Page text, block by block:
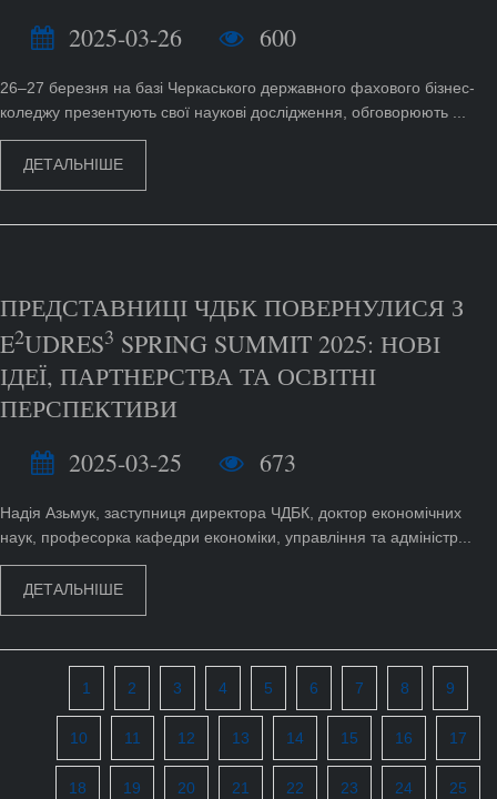
2025-03-26
600
26–27 березня на базі Черкаського державного фахового бізнес-
коледжу презентують свої наукові дослідження, обговорюють ...
ДЕТАЛЬНІШЕ
ПРЕДСТАВНИЦІ ЧДБК ПОВЕРНУЛИСЯ З
E2UDRES3 SPRING SUMMIT 2025: НОВІ
ІДЕЇ, ПАРТНЕРСТВА ТА ОСВІТНІ
ПЕРСПЕКТИВИ
2025-03-25
673
Надія Азьмук, заступниця директора ЧДБК, доктор економічних
наук, професорка кафедри економіки, управління та адміністр...
ДЕТАЛЬНІШЕ
1 2 3 4 5 6 7 8 9
10 11 12 13 14 15 16 17
18 19 20 21 22 23 24 25